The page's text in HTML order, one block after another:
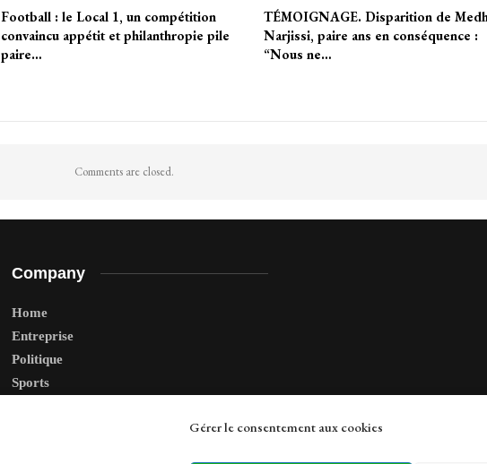
Gérer le consentement aux cookies
Football : le Local 1, un compétition
convaincu appétit et philanthropie pile
paire…
TÉMOIGNAGE. Disparition de
Narjissi, paire ans en conséquence :
“Nous ne…
Comments are closed.
Company
Home
Entreprise
Politique
Sports